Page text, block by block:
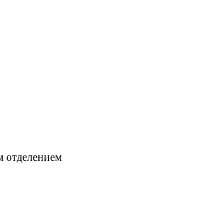
отделением